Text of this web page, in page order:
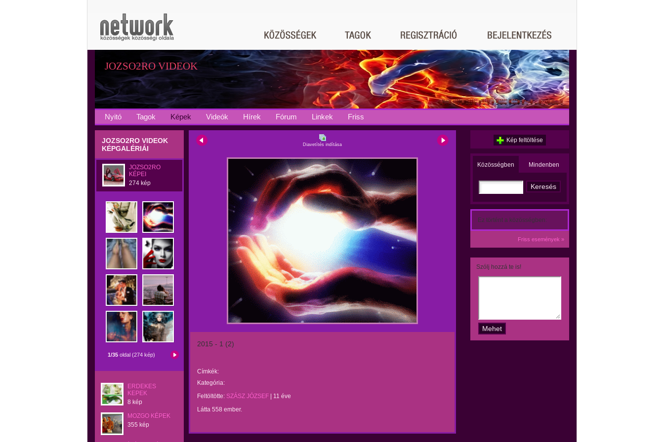
JOZSO2RO VIDEOK
Nyitó Tagok Képek Videók Hírek Fórum Linkek Friss
JOZSO2RO VIDEOK
KÉPGALÉRIÁI
JOZSO2RO
KÉPEI
274 kép
1/35 oldal (274 kép)
ERDEKES
KEPEK
8 kép
MOZGO KÉPEK
355 kép
Diavetítés indítása
2015 - 1 (2)
Címkék:
Kategória:
Feltöltötte: SZÁSZ JÓZSEF
11 éve
Látta 558 ember.
Kép feltöltése
Közösségben Mindenben
Ez történt a közösségben:
Friss események »
Szólj hozzá te is!